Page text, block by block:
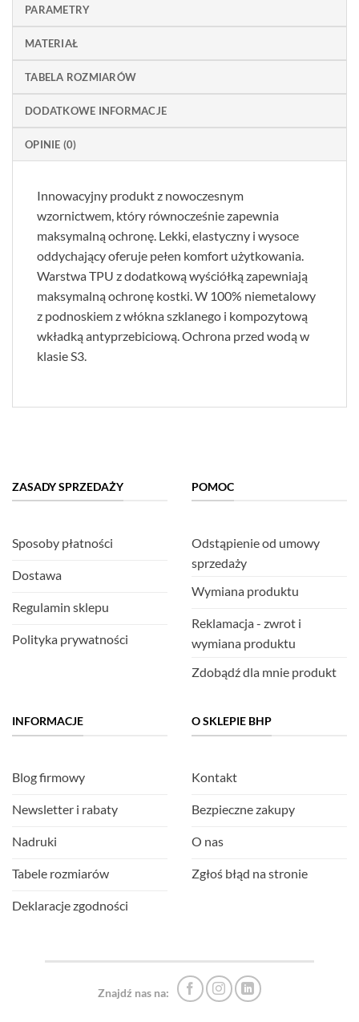
PARAMETRY
MATERIAŁ
TABELA ROZMIARÓW
DODATKOWE INFORMACJE
OPINIE (0)
Innowacyjny produkt z nowoczesnym
wzornictwem, który równocześnie zapewnia
maksymalną ochronę. Lekki, elastyczny i wysoce
oddychający oferuje pełen komfort użytkowania.
Warstwa TPU z dodatkową wyściółką zapewniają
maksymalną ochronę kostki. W 100% niemetalowy
z podnoskiem z włókna szklanego i kompozytową
wkładką antyprzebiciową. Ochrona przed wodą w
klasie S3.
ZASADY SPRZEDAŻY
Sposoby płatności
Dostawa
Regulamin sklepu
Polityka prywatności
POMOC
Odstąpienie od umowy
sprzedaży
Wymiana produktu
Reklamacja - zwrot i
wymiana produktu
Zdobądź dla mnie produkt
INFORMACJE
Blog firmowy
Newsletter i rabaty
Nadruki
Tabele rozmiarów
Deklaracje zgodności
O SKLEPIE BHP
Kontakt
Bezpieczne zakupy
O nas
Zgłoś błąd na stronie
Znajdź nas na: